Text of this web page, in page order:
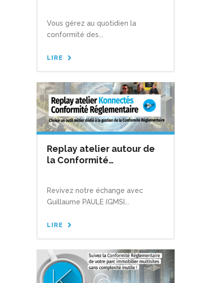
réglementaires
Vous gérez au quotidien la
conformité des...
LIRE
Replay atelier autour de
la Conformité
Revivez notre échange avec
Guillaume PAULE (GMSI...
LIRE